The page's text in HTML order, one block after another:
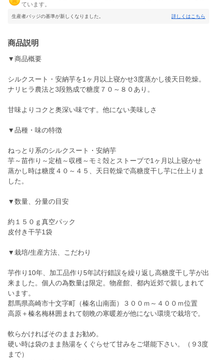
ています。
生産者バッジの基準が新しくなりました。 詳しくはこちら
商品説明
▼商品概要
シルクスート・安納芋を1ヶ月以上寝かせ3度蒸かし後天日乾燥。
ナリヒラ農法と3段熟成で糖度７０～８０あり。
甘味よりコクと奥深い味です。他にない美味しさ
▼品種・味の特徴
ねっとり系のシルクスート・安納芋
芋～苗作り～定植～収穫～モミ殻とストーブで1ヶ月以上寝かせ
蒸かし時は糖度４０～４５、天日乾燥で高糖度干し芋に仕上りま
した。
▼数量、分量の目安
約１５０ｇ真空パック
皮付き干芋1袋
▼栽培/生産方法、こだわり
芋作り10年、加工品作り5年試行錯誤を繰り返し高糖度干し芋が出
来ました。個人の為数量は限定。物産館、都内近郊で親しまれて
います。
郡馬県高崎市十文字町（榛名山南面）３００ｍ～４００ｍ位置
高原＋榛名梅林囲まれて朝晩の寒暖差が他にない環境で栽培で。
軟らかければそのままお勧め。
硬い時は袋のまま熱湯をくぐらせて甘みをご堪能下さい。（９3度
まで）